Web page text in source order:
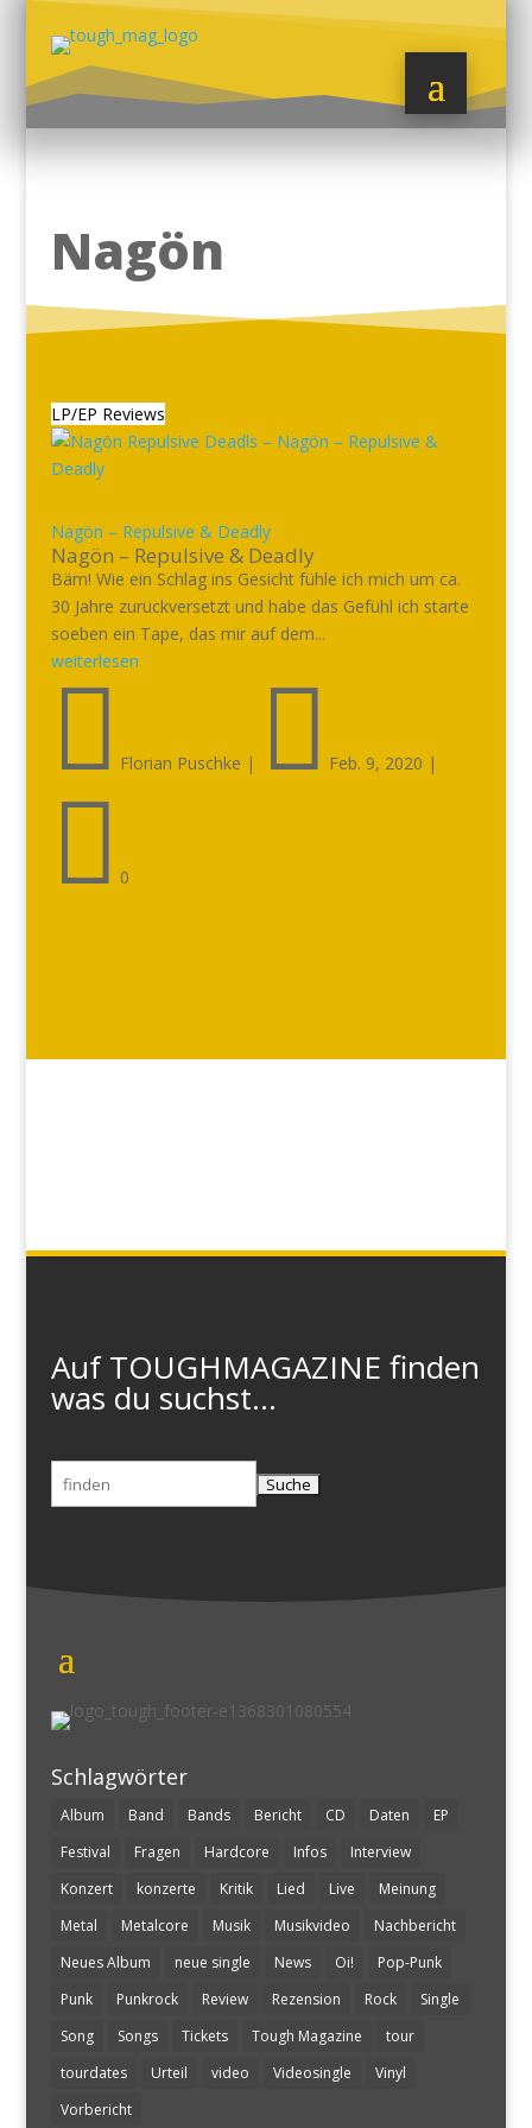
Nagön
LP/EP Reviews
Nagön – Repulsive & Deadly
Nagön – Repulsive & Deadly
Bäm! Wie ein Schlag ins Gesicht fühle ich mich um ca.
30 Jahre zurückversetzt und habe das Gefühl ich starte
soeben ein Tape, das mir auf dem...
weiterlesen
 Florian Puschke |  Feb. 9, 2020 |
 0
Auf TOUGHMAGAZINE finden
was du suchst...
Suchen
nach:
Schlagwörter
Album Band Bands Bericht CD Daten
EP
Festival
Fragen Hardcore Infos
Interview
Konzert
konzerte Kritik Lied Live
Meinung
Metal
Metalcore Musik Musikvideo
Nachbericht
Neues Album
neue single News Oi!
Pop-Punk
Punk
Punkrock Review Rezension Rock
Single
Song
Songs Tickets Tough Magazine
tour
tourdates
Urteil video Videosingle
Vinyl
Vorbericht